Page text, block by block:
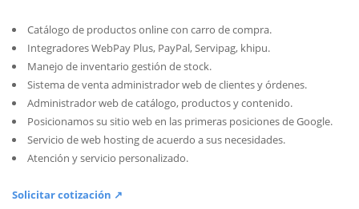
Catálogo de productos online con carro de compra.
Integradores WebPay Plus, PayPal, Servipag, khipu.
Manejo de inventario gestión de stock.
Sistema de venta administrador web de clientes y órdenes.
Administrador web de catálogo, productos y contenido.
Posicionamos su sitio web en las primeras posiciones de Google.
Servicio de web hosting de acuerdo a sus necesidades.
Atención y servicio personalizado.
Solicitar cotización ↗